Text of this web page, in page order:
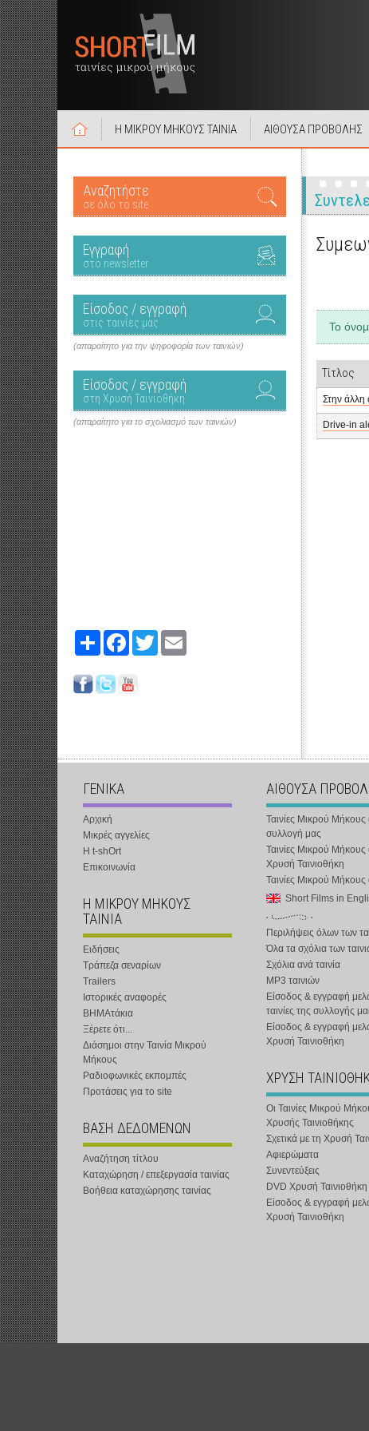
Η ΜΙΚΡΟΥ ΜΗΚΟΥΣ ΤΑΙΝΙΑ ΑΙΘΟΥΣΑ ΠΡΟΒΟΛΗΣ
Αναζητήστε
σε όλο το site
Εγγραφή
στο newsletter
Είσοδος / εγγραφή
στις ταινίες μας
(απαραίτητο για την ψηφοφορία των ταινιών)
Είσοδος / εγγραφή
στη Χρυσή Ταινιοθήκη
(απαραίτητο για το σχολιασμό των ταινιών)
Share FacebookTwitter
Το
Τίτλος
Στην άλλη
Drive-in
ΓΕΝΙΚΑ
Αρχική
Μικρές αγγελίες
Η t-shOrt
Επικοινωνία
Η ΜΙΚΡΟΥ ΜΗΚΟΥΣ
ΤΑΙΝΙΑ
Ειδήσεις
Τράπεζα σεναρίων
Trailers
Ιστορικές αναφορές
ΒΗΜΑτάκια
Ξέρετε ότι...
Διάσημοι στην Ταινία Μικρού
Μήκους
Ραδιοφωνικές εκπομπές
Προτάσεις για το site
ΒΑΣΗ ΔΕΔΟΜΕΝΩΝ
Αναζήτηση τίτλου
Καταχώρηση / επεξεργασία ταινίας
Βοήθεια καταχώρησης ταινίας
ΑΙΘΟΥΣΑ
Ταινίες Μικρού Μήκους
συλλογή μας
Ταινίες Μικρού Μήκους
Χρυσή Ταινιοθήκη
Ταινίες Μικρού
Short Films in
Περιλήψεις όλων των
Όλα τα σχόλια των
Σχόλια ανά ταινία
MP3 ταινιών
Είσοδος & εγγραφή
ταινίες της συλλογής
Είσοδος & εγγραφή
Χρυσή Ταινιοθήκη
ΧΡΥΣΗ
Οι Ταινίες Μικρού
Χρυσής Ταινιοθήκης
Σχετικά με τη Χρυσή
Αφιερώματα
Συνεντεύξεις
DVD Χρυσή Ταινιοθήκη
Είσοδος & εγγραφή
Χρυσή Ταινιοθήκη